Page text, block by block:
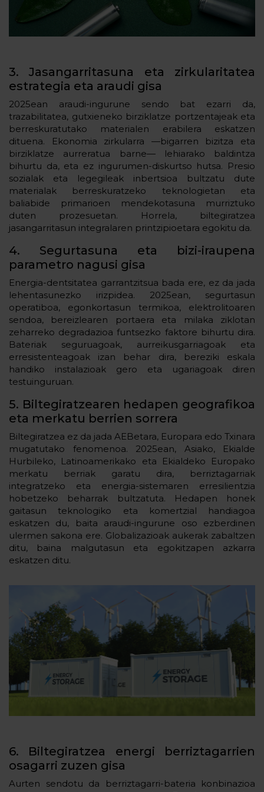
3. Jasangarritasuna eta zirkularitatea
estrategia eta araudi gisa
2025ean araudi-ingurune sendo bat ezarri da,
trazabilitatea, gutxieneko birziklatze portzentajeak eta
berreskuratutako materialen erabilera eskatzen
dituena. Ekonomia zirkularra —bigarren bizitza eta
birziklatze aurreratua barne— lehiarako baldintza
bihurtu da, eta ez ingurumen-diskurtso hutsa. Presio
sozialak eta legegileak inbertsioa bultzatu dute
materialak berreskuratzeko teknologietan eta
baliabide primarioen mendekotasuna murriztuko
duten prozesuetan. Horrela, biltegiratzea
jasangarritasun integralaren printzipioetara egokitu da.
4. Segurtasuna eta bizi-iraupena
parametro nagusi gisa
Energia-dentsitatea garrantzitsua bada ere, ez da jada
lehentasunezko irizpidea. 2025ean, segurtasun
operatiboa, egonkortasun termikoa, elektrolitoaren
sendoa, bereizlearen portaera eta milaka ziklotan
zeharreko degradazioa funtsezko faktore bihurtu dira.
Bateriak seguruagoak, aurreikusgarriagoak eta
erresistenteagoak izan behar dira, bereziki eskala
handiko instalazioak gero eta ugariagoak diren
testuinguruan.
5. Biltegiratzearen hedapen geografikoa
eta merkatu berrien sorrera
Biltegiratzea ez da jada AEBetara, Europara edo Txinara
mugatutako fenomenoa. 2025ean, Asiako, Ekialde
Hurbileko, Latinoamerikako eta Ekialdeko Europako
merkatu berriak garatu dira, berriztagarriak
integratzeko eta energia-sistemaren erresilientzia
hobetzeko beharrak bultzatuta. Hedapen honek
gaitasun teknologiko eta komertzial handiagoa
eskatzen du, baita araudi-ingurune oso ezberdinen
ulermen sakona ere. Globalizazioak aukerak zabaltzen
ditu, baina malgutasun eta egokitzapen azkarra
eskatzen ditu.
6. Biltegiratzea energi berriztagarrien
osagarri zuzen gisa
Aurten sendotu da berriztagarri-bateria konbinazioa